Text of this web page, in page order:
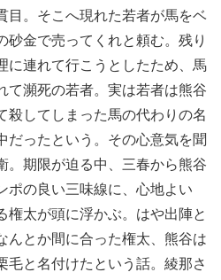
目。そこへ現れた若者が馬をベ
砂金で売ってくれと頼む。残り
に連れて行こうとしたため、馬
て瀕死の若者。実は若者は熊谷
殺してしまった馬の代わりの名
だったという。その心意気を聞
。期限が迫る中、三春から熊谷
ポの良い三味線に、心地よい
権太が頭に浮かぶ。はや出陣と
んとか間に合った権太、熊谷は
毛と名付けたという話。綾那さ